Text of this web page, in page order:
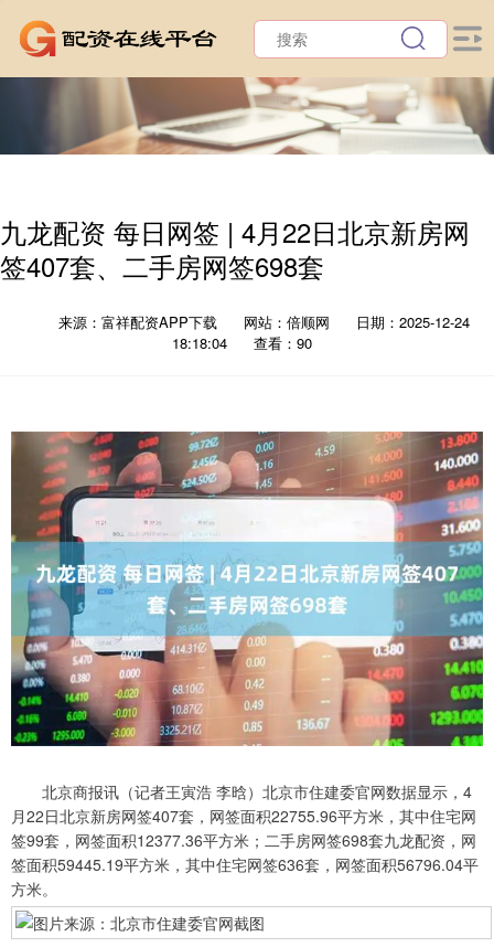
九龙配资 每日网签 | 4月22日北京新房网
签407套、二手房网签698套
来源：富祥配资APP下载 网站：倍顺网
日期：2025-12-24
18:18:04
查看：90
北京商报讯（记者王寅浩 李晗）北京市住建委官网数据显示，4
月22日北京新房网签407套，网签面积22755.96平方米，其中住宅网
签99套，网签面积12377.36平方米；二手房网签698套九龙配资，网
签面积59445.19平方米，其中住宅网签636套，网签面积56796.04平
方米。